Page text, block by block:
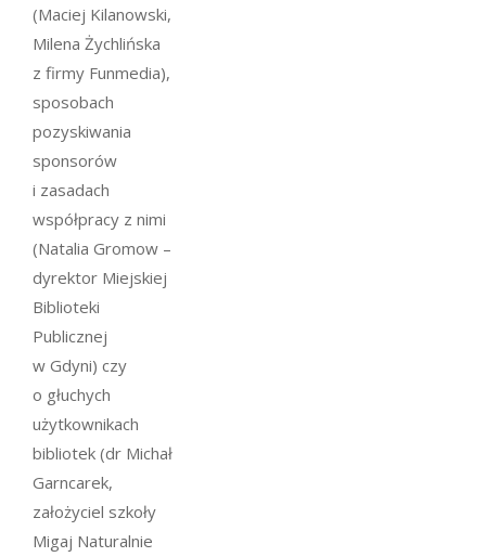
(Maciej Kilanowski,
Milena Żychlińska
z firmy Funmedia),
sposobach
pozyskiwania
sponsorów
i zasadach
współpracy z nimi
(Natalia Gromow –
dyrektor Miejskiej
Biblioteki
Publicznej
w Gdyni) czy
o głuchych
użytkownikach
bibliotek (dr Michał
Garncarek,
założyciel szkoły
Migaj Naturalnie